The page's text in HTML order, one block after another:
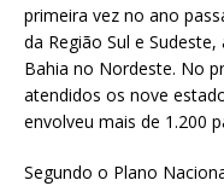
primeira vez no ano
da Região Sul e
Bahia no Nordeste. No
atendidos os nove
envolveu mais de 1.200
Segundo o Plano